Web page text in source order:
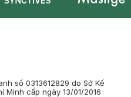
số 0313612829 do Sở Kế
cấp ngày 13/01/2016